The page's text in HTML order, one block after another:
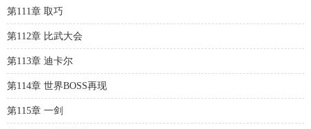
第111章 取巧
第112章 比武大会
第113章 迪卡尔
第114章 世界BOSS再现
第115章 一剑